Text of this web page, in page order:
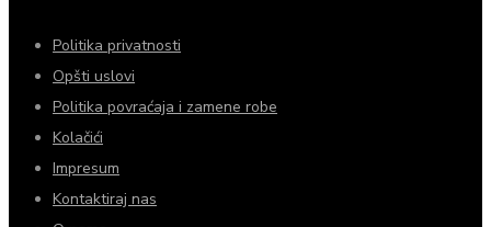
Politika privatnosti
Opšti uslovi
Politika povraćaja i zamene robe
Kolačići
Impresum
Kontaktiraj nas